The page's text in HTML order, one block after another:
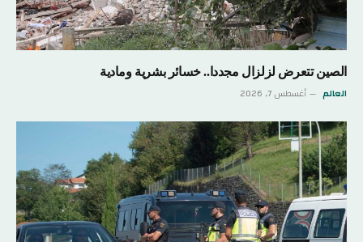
الصين تتعرض لزلزال مجددا.. خسائر بشرية ومادية
العالم أغسطس 7, 2026